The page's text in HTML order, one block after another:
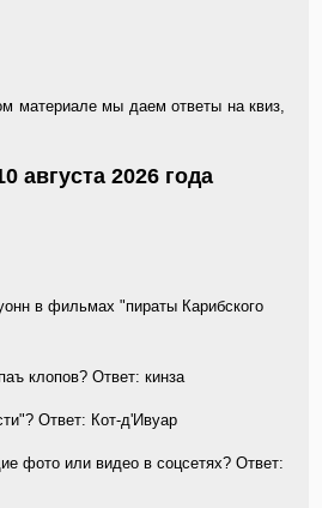
материале мы даем ответы на квиз,
августа 2026 года
в фильмах "пираты Карибского
клопов? Ответ: кинза
Ответ: Кот-д'Ивуар
фото или видео в соцсетях? Ответ: